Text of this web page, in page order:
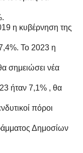
η κυβέρνηση της
Το 2023 η
σημειώσει νέα
ήταν 7,1% , θα
πόροι
Δημοσίων